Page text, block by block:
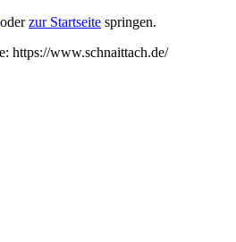
oderzur Startseite springen.
https://www.schnaittach.de/